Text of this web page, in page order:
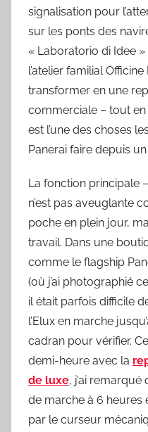
signalisation pour
sur les ponts des
« Laboratorio di Idee
l’atelier familial
transformer en une
commerciale – tout
est l’une des choses
Panerai faire depuis
La fonction principale
n’est pas aveuglante
poche en plein jour,
travail. Dans une
comme le flagship
(où j’ai photographié
il était parfois difficile
l’Elux en marche
cadran pour vérifier.
demi-heure avec la
de luxe, j’ai
de marche à 6
par le curseur